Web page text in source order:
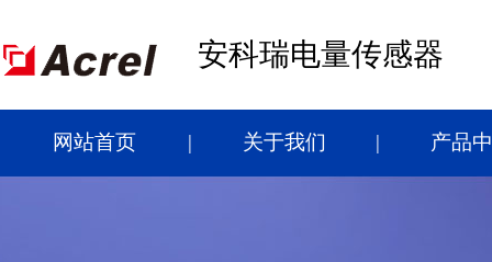
安科瑞电量传感器
网站首页 关于我们 产品